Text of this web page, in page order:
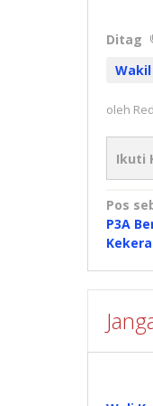
Ditag
oleh
Ikuti
pos
Pos
P3A